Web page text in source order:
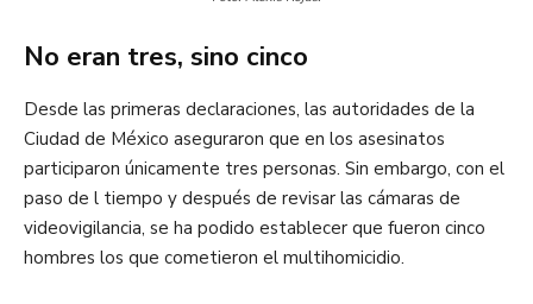
No eran tres, sino cinco
Desde las primeras declaraciones, las autoridades de la
Ciudad de México aseguraron que en los asesinatos
participaron únicamente tres personas. Sin embargo, con el
paso de l tiempo y después de revisar las cámaras de
videovigilancia, se ha podido establecer que fueron cinco
hombres los que cometieron el multihomicidio.